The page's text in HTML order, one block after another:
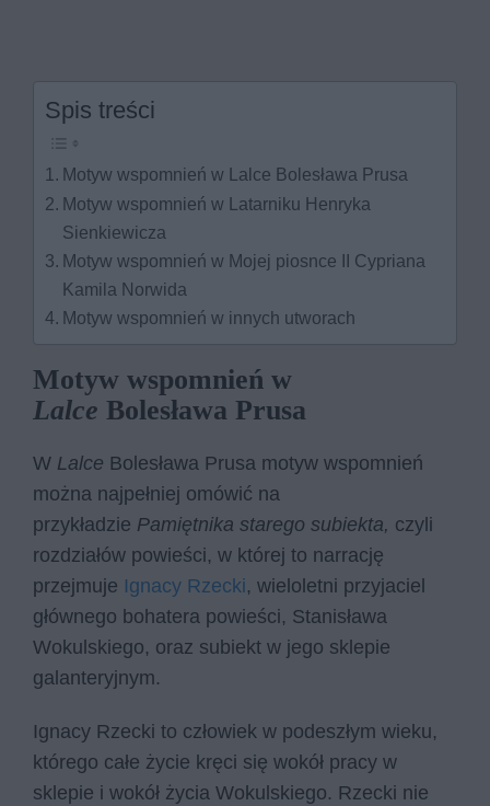
Spis treści
Motyw wspomnień w Lalce Bolesława Prusa
Motyw wspomnień w Latarniku Henryka
Sienkiewicza
Motyw wspomnień w Mojej piosnce II Cypriana
Kamila Norwida
Motyw wspomnień w innych utworach
Motyw wspomnień w
Lalce Bolesława Prusa
W Lalce Bolesława Prusa motyw wspomnień
można najpełniej omówić na
przykładzie Pamiętnika starego subiekta, czyli
rozdziałów powieści, w której to narrację
przejmuje Ignacy Rzecki, wieloletni przyjaciel
głównego bohatera powieści, Stanisława
Wokulskiego, oraz subiekt w jego sklepie
galanteryjnym.
Ignacy Rzecki to człowiek w podeszłym wieku,
którego całe życie kręci się wokół pracy w
sklepie i wokół życia Wokulskiego. Rzecki nie